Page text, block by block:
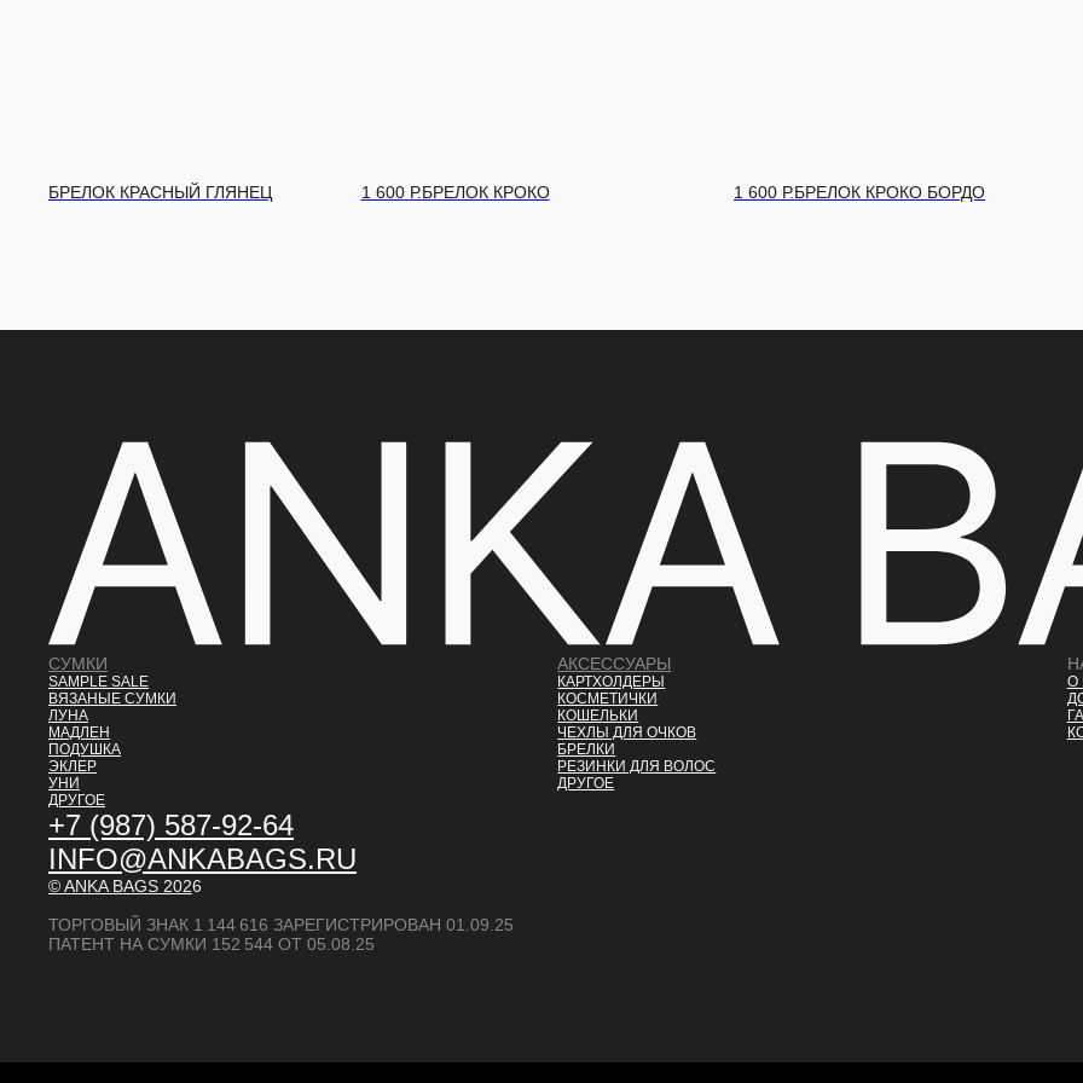
БРЕЛОК КРОКО 1 600 Р.БРЕЛОК КРОКО БОРДО 1 600 Р.БРЕЛОК КРОКО ЧЕРНЫЙ
СУМКИ
SAMPLE SALE
ВЯЗАНЫЕ СУМКИ
ЛУНА
МАДЛЕН
ПОДУШКА
ЭКЛЕР
УНИ
ДРУГОЕ
АКСЕССУАРЫ
КАРТХОЛДЕРЫ
КОСМЕТИЧКИ
КОШЕЛЬКИ
ЧЕХЛЫ ДЛЯ ОЧКОВ
БРЕЛКИ
РЕЗИНКИ ДЛЯ ВОЛОС
ДРУГОЕ
О
+7 (987) 587-92-64
INFO@ANKABAGS.RU
© ANKA BAGS 2026
ТОРГОВЫЙ ЗНАК 1 144 616 ЗАРЕГИСТРИРОВАН 01.09.25
ПАТЕНТ НА СУМКИ 152 544 ОТ 05.08.25